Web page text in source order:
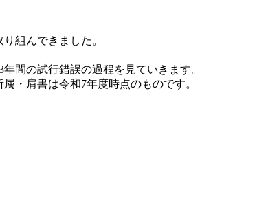
組んできました。
間の試行錯誤の過程を見ていきます。
・肩書は令和7年度時点のものです。